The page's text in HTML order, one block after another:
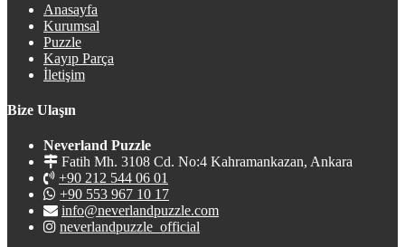
Anasayfa
Kurumsal
Puzzle
Kayıp Parça
İletişim
Bize Ulaşın
Neverland Puzzle
Fatih Mh. 3108 Cd. No:4 Kahramankazan, Ankara
+90 212 544 06 01
+90 553 967 10 17
info@neverlandpuzzle.com
neverlandpuzzle_official